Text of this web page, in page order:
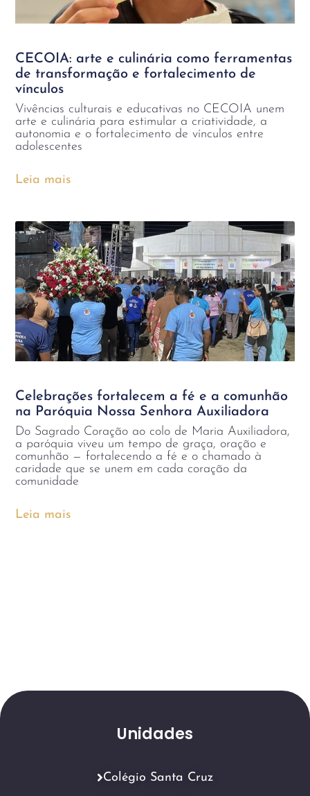
CECOIA: arte e culinária como ferramentas
de transformação e fortalecimento de
vínculos
Vivências culturais e educativas no CECOIA unem
arte e culinária para estimular a criatividade, a
autonomia e o fortalecimento de vínculos entre
adolescentes
Leia mais
Celebrações fortalecem a fé e a comunhão
na Paróquia Nossa Senhora Auxiliadora
Do Sagrado Coração ao colo de Maria Auxiliadora,
a paróquia viveu um tempo de graça, oração e
comunhão — fortalecendo a fé e o chamado à
caridade que se unem em cada coração da
comunidade
Leia mais
Unidades
Colégio Santa Cruz